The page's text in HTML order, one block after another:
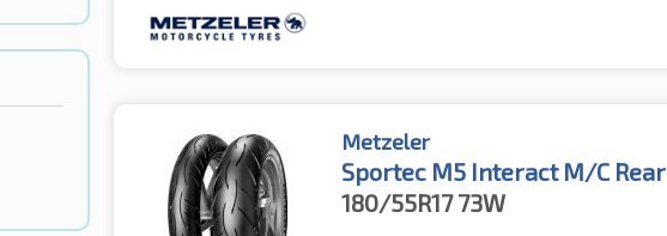
Metzeler
Sportec M5 Interact M/C Rear
180/55R1773W